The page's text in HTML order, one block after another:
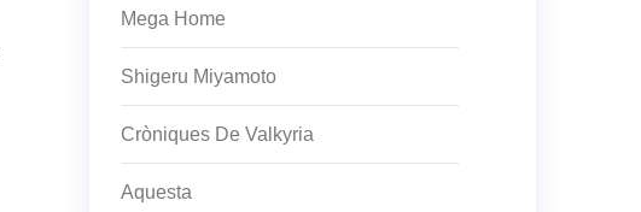
Mega Home
Shigeru Miyamoto
Cròniques De Valkyria
Aquesta